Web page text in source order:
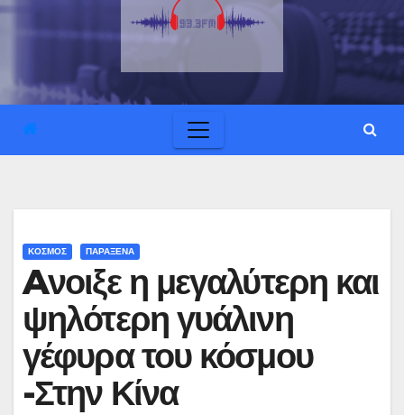
ΚΟΣΜΟΣ ΠΑΡΑΞΕΝΑ
Aνοιξε η μεγαλύτερη και
ψηλότερη γυάλινη
γέφυρα του κόσμου
-Στην Κίνα